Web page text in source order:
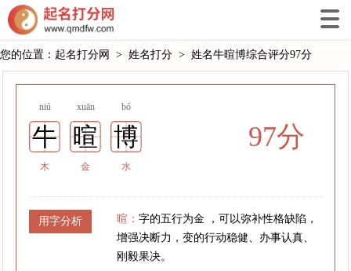
您的位置： 起名打分网 > 姓名打分 > 姓名牛暄博综合评分97分
niú xuān bó
牛 暄 博
木 金 水
97分
用字分析 暄：字的五行为金 ，可以弥补性格缺陷，
增强决断力，变的行动稳健、办事认真、
刚毅果决。